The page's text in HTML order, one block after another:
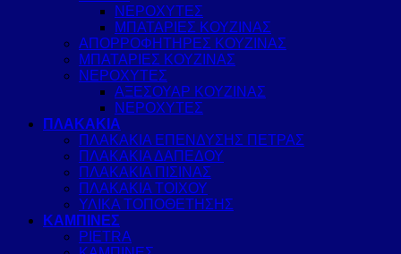
ΝΕΡΟΧΥΤΕΣ
ΜΠΑΤΑΡΙΕΣ ΚΟΥΖΙΝΑΣ
ΑΠΟΡΡΟΦΗΤΗΡΕΣ ΚΟΥΖΙΝΑΣ
ΜΠΑΤΑΡΙΕΣ ΚΟΥΖΙΝΑΣ
ΝΕΡΟΧΥΤΕΣ
ΑΞΕΣΟΥΑΡ ΚΟΥΖΙΝΑΣ
ΝΕΡΟΧΥΤΕΣ
ΠΛΑΚΑΚΙΑ
ΠΛΑΚΑΚΙΑ ΕΠΕΝΔΥΣΗΣ ΠΕΤΡΑΣ
ΠΛΑΚΑΚΙΑ ΔΑΠΕΔΟΥ
ΠΛΑΚΑΚΙΑ ΠΙΣΙΝΑΣ
ΠΛΑΚΑΚΙΑ ΤΟΙΧΟΥ
ΥΛΙΚΑ ΤΟΠΟΘΕΤΗΣΗΣ
ΚΑΜΠΙΝΕΣ
PIETRA